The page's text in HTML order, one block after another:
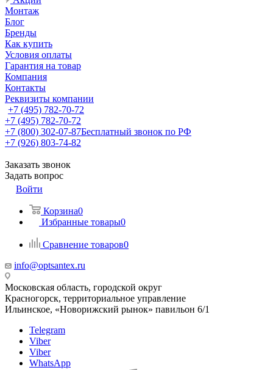
Монтаж
Блог
Бренды
Как купить
Условия оплаты
Гарантия на товар
Компания
Контакты
Реквизиты компании
+7 (495) 782-70-72
+7 (495) 782-70-72
+7 (800) 302-07-87Бесплатный звонок по РФ
+7 (926) 803-74-82
Заказать звонок
Задать вопрос
Войти
Корзина0
Избранные товары0
Сравнение товаров0
info@optsantex.ru
Московская область, городской округ
Красногорск, территориальное управление
Ильинское, «Новорижский рынок» павильон 6/1
Telegram
Viber
Viber
WhatsApp